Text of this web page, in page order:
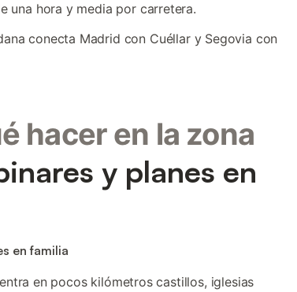
una hora y media por carretera.
conecta Madrid con Cuéllar y Segovia con
hacer en la zona
y planes en
en familia
en pocos kilómetros castillos, iglesias